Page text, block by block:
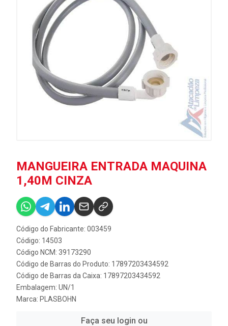
MANGUEIRA ENTRADA MAQUINA
1,40M CINZA
Código do Fabricante: 003459
Código: 14503
Código NCM: 39173290
Código de Barras do Produto: 17897203434592
Código de Barras da Caixa: 17897203434592
Embalagem: UN/1
Marca: PLASBOHN
Faça seu login ou